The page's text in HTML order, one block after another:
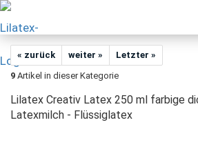
« zurück weiter »
Letzter »
9 Artikel in dieser Kategorie
Lilatex Creativ Latex 250 ml farbige
Latexmilch - Flüssiglatex